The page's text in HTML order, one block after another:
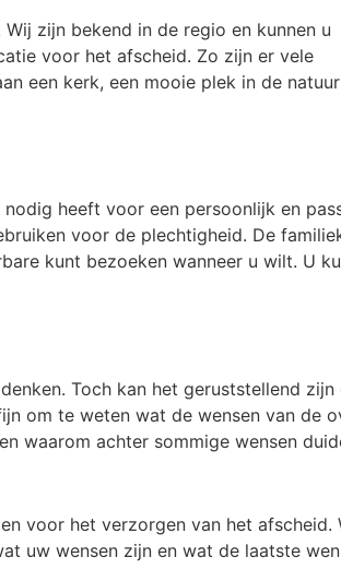
zijn bekend in de regio en kunnen u
voor het afscheid. Zo zijn er vele
een kerk, een mooie plek in de
heeft voor een persoonlijk en
voor de plechtigheid. De
kunt bezoeken wanneer u wilt. U
Toch kan het geruststellend
om te weten wat de wensen van de
waarom achter sommige wensen
voor het verzorgen van het
uw wensen zijn en wat de laatste